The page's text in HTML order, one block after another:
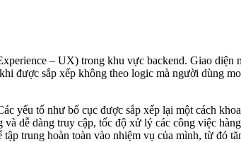
– UX) trong khu vực backend. Giao diện
được sắp xếp không theo logic mà người dùng
yếu tố như bố cục được sắp xếp lại một cách
dễ dàng truy cập, tốc độ xử lý các công việc
trung hoàn toàn vào nhiệm vụ của mình, từ đó